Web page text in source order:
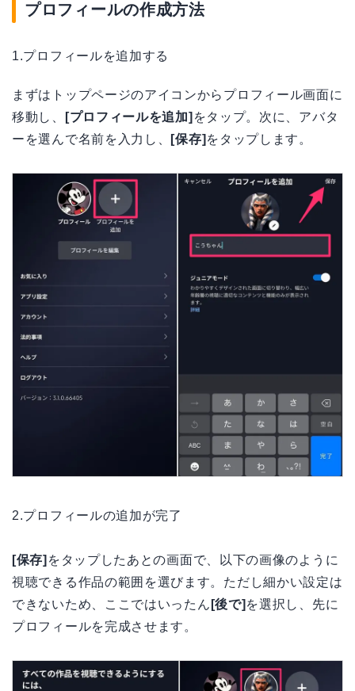
プロフィールの作成方法
1.プロフィールを追加する
まずはトップページのアイコンからプロフィール画面に
移動し、
[プロフィールを追加] をタップ。次に、アバタ
ーを選んで名前を入力し、
[保存] をタップします。
2.プロフィールの追加が完了
[保存] をタップしたあとの画面で、以下の画像のように
視聴できる作品の範囲を選びます。ただし細かい設定は
できないため、ここではいったん [後で] を選択し、先に
プロフィールを完成させます。